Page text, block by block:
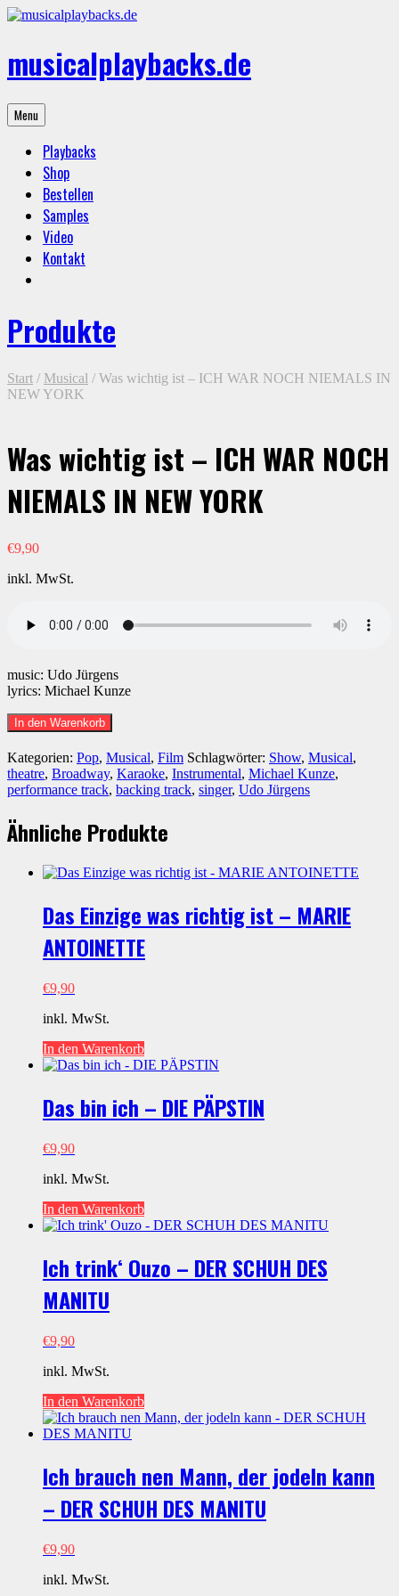
Skip
musicalplaybacks.de
professional
backing
Menu
Playbacks
Shop
Bestellen
Samples
Video
Kontakt
Produkte
Start / Musical / Was wichtig ist – ICH WAR NOCH NIEMALS IN
NEW YORK
Was wichtig ist – ICH WAR NOCH
NIEMALS IN NEW YORK
€9,90
inkl. MwSt.
music: Udo Jürgens
lyrics: Michael Kunze
Was
wichtig
ist
-
ICH
WAR
NOCH
NIEMALS
YORK
In den Warenkorb
Kategorien: Pop, Musical, Film Schlagwörter: Show, Musical,
theatre, Broadway, Karaoke, Instrumental, Michael Kunze,
performance track, backing track, singer, Udo Jürgens
Ähnliche Produkte
Das Einzige was richtig ist – MARIE
ANTOINETTE
€9,90
inkl. MwSt.
In den Warenkorb
Das bin ich – DIE PÄPSTIN
€9,90
inkl. MwSt.
In den Warenkorb
Ich trink‘ Ouzo – DER SCHUH DES
MANITU
€9,90
inkl. MwSt.
In den Warenkorb
Ich brauch nen Mann, der jodeln kann
– DER SCHUH DES MANITU
€9,90
inkl. MwSt.